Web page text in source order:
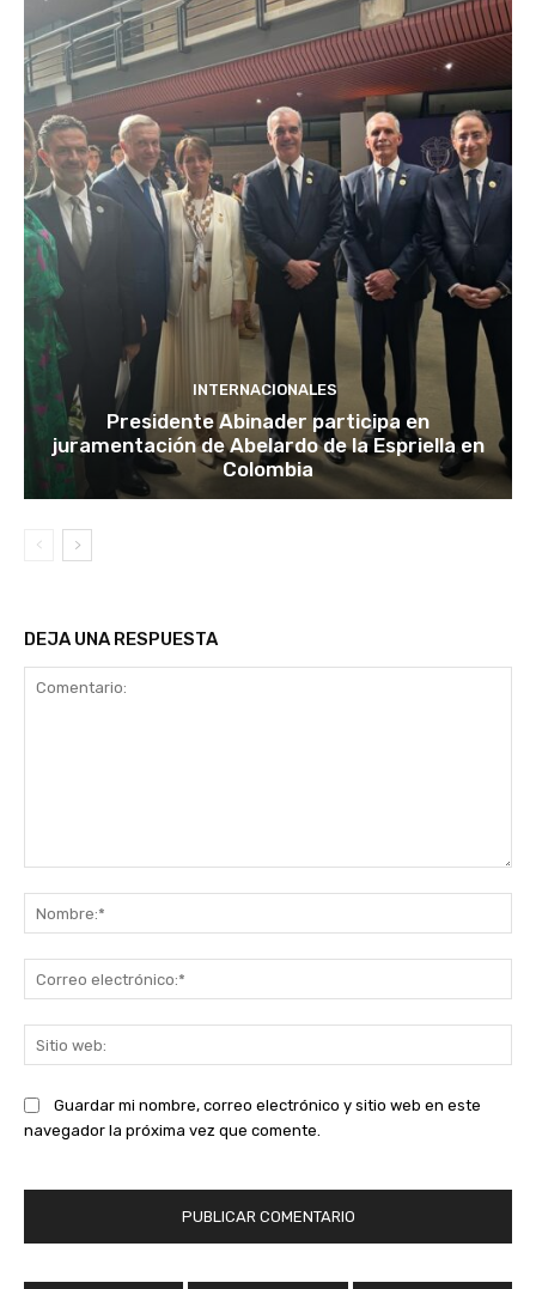
INTERNACIONALES
Presidente Abinader participa en
juramentación de Abelardo de la Espriella en
Colombia
DEJA UNA RESPUESTA
Guardar mi nombre, correo electrónico y sitio web en este
navegador la próxima vez que comente.